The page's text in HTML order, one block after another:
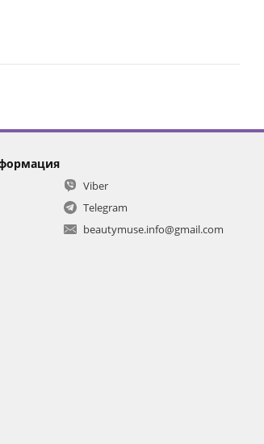
Viber
Telegram
beautymuse.info@gmail.com